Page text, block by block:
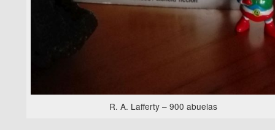
R. A. Lafferty – 900 abuelas